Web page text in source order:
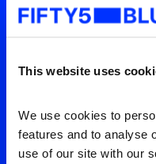
This website uses
We use cookies to
features and to analyse
use of our site with our
Sua janela
Entre em
visão clara
audiência